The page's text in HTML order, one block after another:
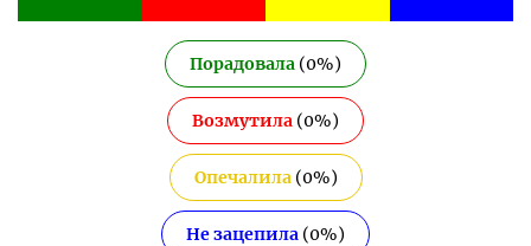
Порадовала (0%)
Возмутила (0%)
Опечалила(0%)
Не зацепила (0%)